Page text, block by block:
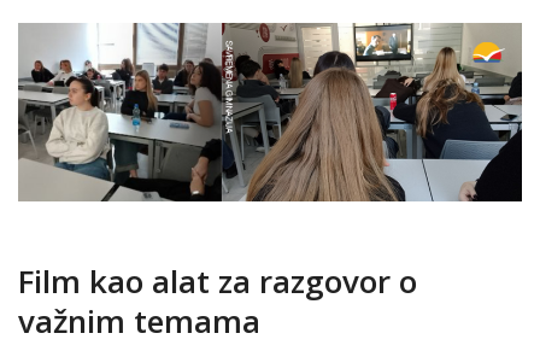
Film kao alat za razgovor o
važnim temama